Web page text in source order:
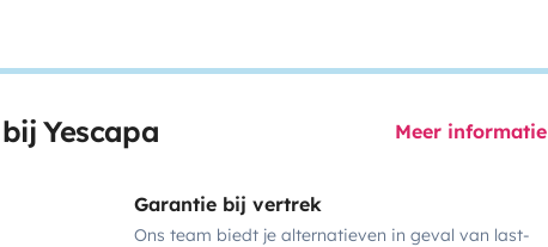
Yescapa Meer informatie
Garantie bij vertrek
Ons team biedt je alternatieven in geval van last-